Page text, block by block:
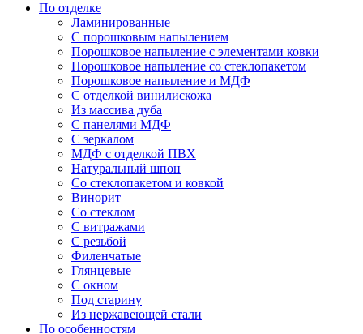
По отделке
Ламинированные
С порошковым напылением
Порошковое напыление с элементами ковки
Порошковое напыление со стеклопакетом
Порошковое напыление и МДФ
С отделкой винилискожа
Из массива дуба
С панелями МДФ
С зеркалом
МДФ с отделкой ПВХ
Натуральный шпон
Со стеклопакетом и ковкой
Винорит
Со стеклом
С витражами
С резьбой
Филенчатые
Глянцевые
С окном
Под старину
Из нержавеющей стали
По особенностям